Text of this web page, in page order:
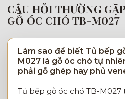
CÂU HỎI THƯỜNG
GỖ ÓC CHÓ TB-M027
Làm sao để biết Tủ bếp
M027 là gỗ óc chó tự
phải gỗ ghép hay phủ
Tủ bếp gỗ óc chó TB-M027